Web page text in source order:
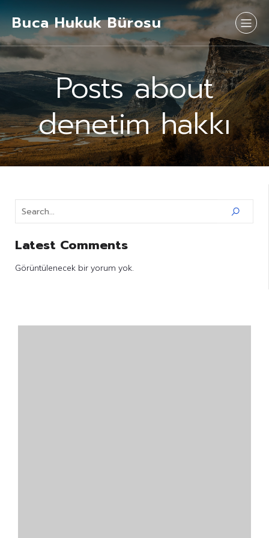
Buca Hukuk Bürosu
Posts about
denetim hakkı
Latest Comments
Görüntülenecek bir yorum yok.